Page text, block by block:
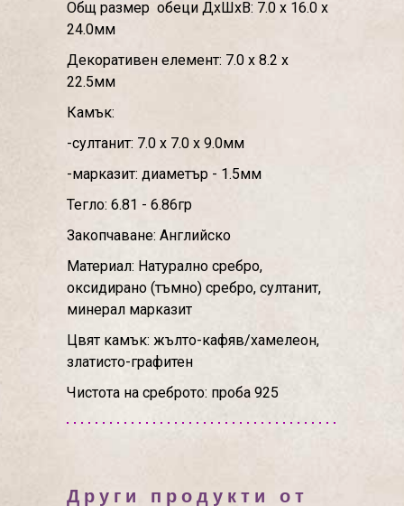
Общ размер обеци ДхШхВ: 7.0 х 16.0 х
24.0мм
Декоративен елемент: 7.0 х 8.2 х
22.5мм
Камък:
-султанит: 7.0 х 7.0 х 9.0мм
-марказит: диаметър - 1.5мм
Тегло: 6.81 - 6.86гр
Закопчаване: Английско
Материал: Натурално сребро,
оксидирано (тъмно) сребро, султанит,
минерал марказит
Цвят камък: жълто-кафяв/хамелеон,
златисто-графитен
Чистота на среброто: проба 925
Други продукти от